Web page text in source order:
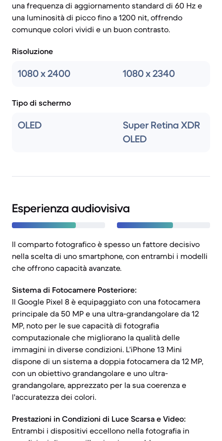
una frequenza di aggiornamento standard di 60 Hz e
una luminosità di picco fino a 1200 nit, offrendo
comunque colori vividi e un buon contrasto.
Risoluzione
1080 x 2400 1080 x 2340
Tipo di schermo
OLED
Super Retina XDR
OLED
Esperienza audiovisiva
Il comparto fotografico è spesso un fattore decisivo
nella scelta di uno smartphone, con entrambi i modelli
che offrono capacità avanzate.
Sistema di Fotocamere Posteriore:
Il Google Pixel 8 è equipaggiato con una fotocamera
principale da 50 MP e una ultra-grandangolare da 12
MP, noto per le sue capacità di fotografia
computazionale che migliorano la qualità delle
immagini in diverse condizioni. L'iPhone 13 Mini
dispone di un sistema a doppia fotocamera da 12 MP,
con un obiettivo grandangolare e uno ultra-
grandangolare, apprezzato per la sua coerenza e
l'accuratezza dei colori.
Prestazioni in Condizioni di Luce Scarsa e Video:
Entrambi i dispositivi eccellono nella fotografia in